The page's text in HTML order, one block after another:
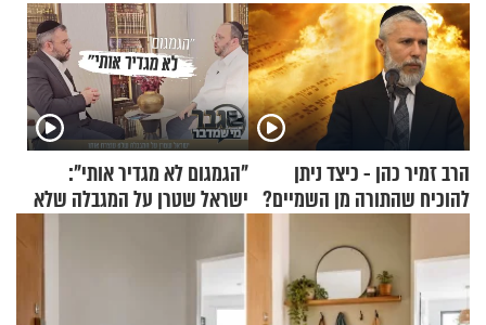
הרב זמיר כהן - כיצד ניתן
להוכיח שהתורה מן השמיים?
"הגמגום לא מגדיר אותי":
ישראל שטרן על המגבלה שלא